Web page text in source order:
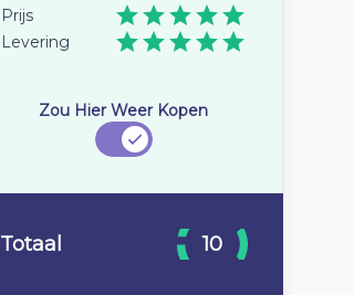
Prijs
Levering
Zou Hier Weer Kopen
Totaal 10